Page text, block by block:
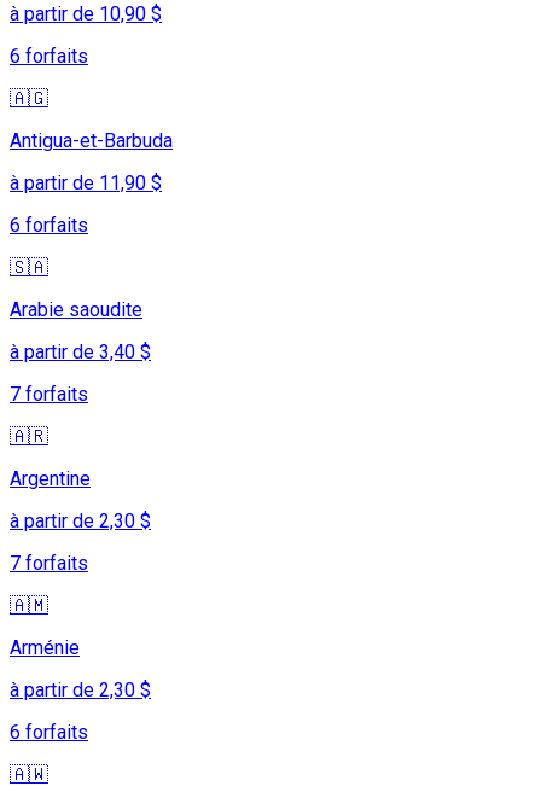
à partir de 10,90 $
6 forfaits
🇦🇬
Antigua-et-Barbuda
à partir de 11,90 $
6 forfaits
🇸🇦
Arabie saoudite
à partir de 3,40 $
7 forfaits
🇦🇷
Argentine
à partir de 2,30 $
7 forfaits
🇦🇲
Arménie
à partir de 2,30 $
6 forfaits
🇦🇼